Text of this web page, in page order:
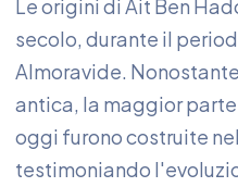
Le origini di Ait Ben
secolo, durante il
Almoravide.
antica, la maggior
oggi furono costruite
testimoniando